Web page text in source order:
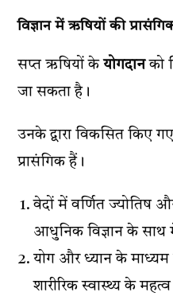
विज्ञान में ऋषियों की
सप्त ऋषियों केयोगदानको
जा सकता है।
उनके द्वारा विकसित किए
प्रासंगिक हैं।
वेदों में वर्णित ज्योतिष
आधुनिक विज्ञान के साथ
योग और ध्यान के
शारीरिक स्वास्थ्य के